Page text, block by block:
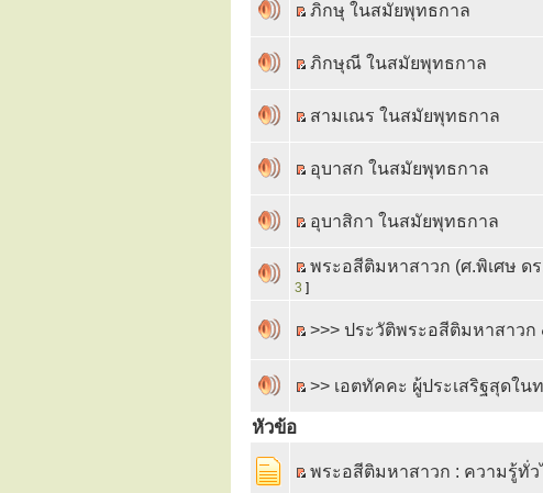
ภิกษุ ในสมัยพุทธกาล
ภิกษุณี ในสมัยพุทธกาล
สามเณร ในสมัยพุทธกาล
อุบาสก ในสมัยพุทธกาล
อุบาสิกา ในสมัยพุทธกาล
พระอสีติมหาสาวก (ศ.พิเศษ ด
3 ]
>>> ประวัติพระอสีติมหาสาวก
>> เอตทัคคะ ผู้ประเสริฐสุดใน
หัวข้อ
พระอสีติมหาสาวก : ความรู้ทั่ว